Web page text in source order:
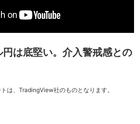
は底堅い。介入警戒感との
は、TradingView社のものとなります。